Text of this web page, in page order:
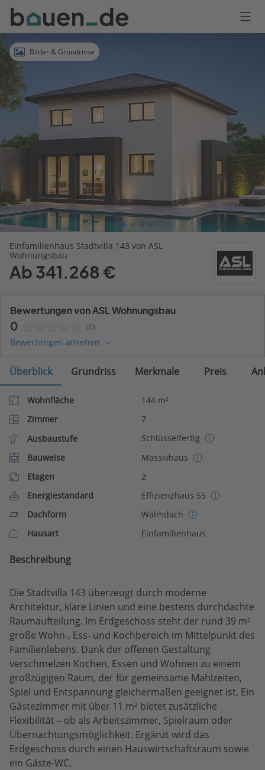
Bauen
Logo
AnmeldenBilder & Grundrisse
Einfamilienhaus Stadtvilla 143 von ASL
Wohnungsbau
Ab 341.268 €
Bewertungen von ASL Wohnungsbau
0 (0)
Bewertungen ansehen
Überblick Grundriss Merkmale Preis
Wohnfläche
144 m²
Zimmer
7
Ausbaustufe
Schlüsselfertig
Bauweise
Massivhaus
Etagen
2
Energiestandard
Effizienzhaus 55
Dachform
Walmdach
Hausart
Einfamilienhaus
Beschreibung
Die Stadtvilla 143 überzeugt durch moderne
Architektur, klare Linien und eine bestens durchdachte
Raumaufteilung. Im Erdgeschoss steht der rund 39 m²
große Wohn-, Ess- und Kochbereich im Mittelpunkt des
Familienlebens. Dank der offenen Gestaltung
verschmelzen Kochen, Essen und Wohnen zu einem
großzügigen Raum, der für gemeinsame Mahlzeiten,
Spiel und Entspannung gleichermaßen geeignet ist. Ein
Gästezimmer mit über 11 m² bietet zusätzliche
Flexibilität – ob als Arbeitszimmer, Spielraum oder
Übernachtungsmöglichkeit. Ergänzt wird das
Erdgeschoss durch einen Hauswirtschaftsraum sowie
ein Gäste-WC.